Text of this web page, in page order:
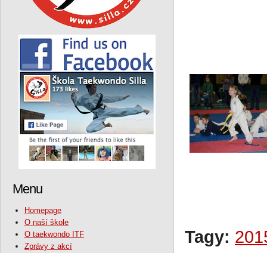
Menu
Homepage
O naší škole
O taekwondo ITF
Zprávy z akcí
Tagy: